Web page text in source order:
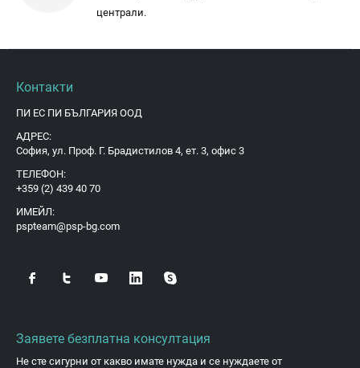
централи.
Контакти
ПИ ЕС ПИ БЪЛГАРИЯ ООД
АДРЕС:
София, ул. Проф. Г. Брадистилов 4, ет. 3, офис 3
ТЕЛЕФОН:
+359 (2) 439 40 70
ИМЕЙЛ:
pspteam@psp-bg.com
Заявете безплатна консултация
Не сте сигурни от какво имате нужда и се нуждаете от